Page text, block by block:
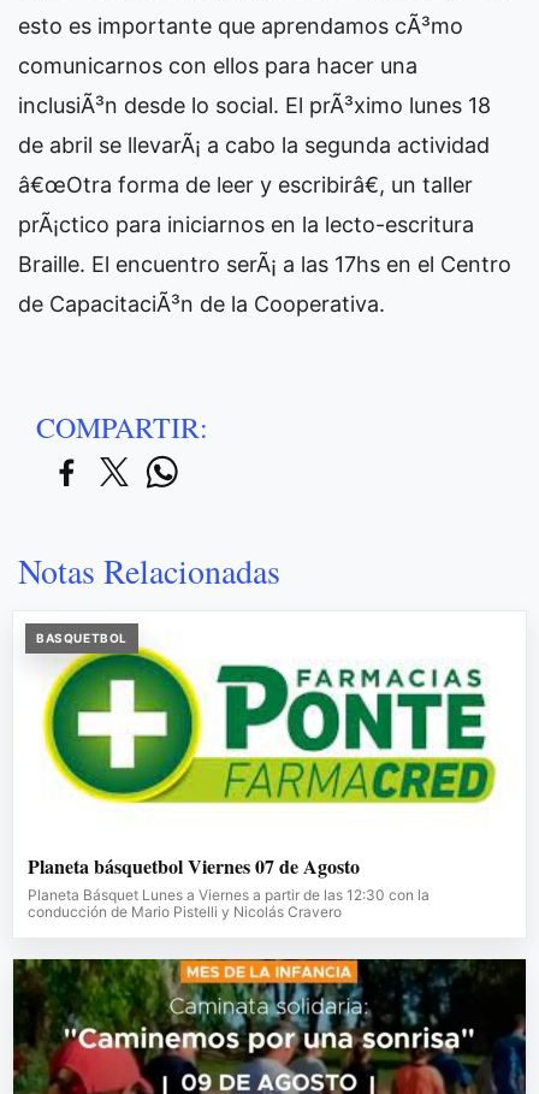
esto es importante que aprendamos cÃ³mo
comunicarnos con ellos para hacer una
inclusiÃ³n desde lo social. El prÃ³ximo lunes 18
de abril se llevarÃ¡ a cabo la segunda actividad
â€œOtra forma de leer y escribirâ€, un taller
prÃ¡ctico para iniciarnos en la lecto-escritura
Braille. El encuentro serÃ¡ a las 17hs en el Centro
de CapacitaciÃ³n de la Cooperativa.
COMPARTIR:
Notas Relacionadas
BASQUETBOL
Planeta básquetbol Viernes 07 de Agosto
Planeta Básquet Lunes a Viernes a partir de las 12:30 con la
conducción de Mario Pistelli y Nicolás Cravero